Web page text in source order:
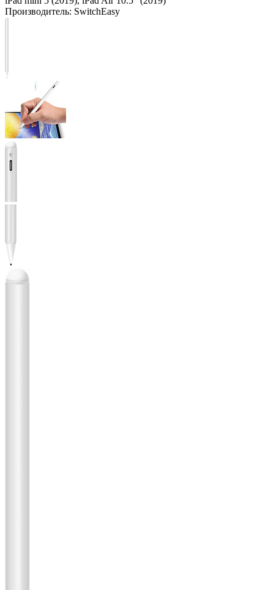
Производитель: SwitchEasy